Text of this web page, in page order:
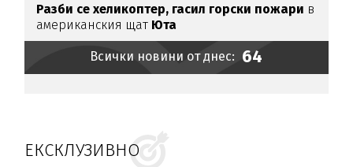
Разби се хеликоптер, гасил горски пожари в
американския щат Юта
Всички новини от днес: 64
ЕКСКЛУЗИВНО